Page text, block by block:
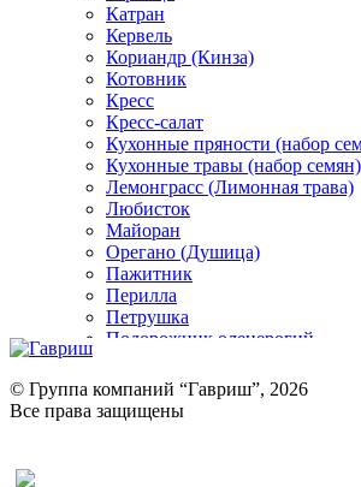
Катран
Кервель
Кориандр (Кинза)
Котовник
Кресс
Кресс-салат
Кухонные пряности (набор
Кухонные травы (набор семян)
Лемонграсс (Лимонная трава)
Любисток
Майоран
Орегано (Душица)
Пажитник
Перилла
Петрушка
Подорожник оленерогий
Ревень
Рукола
Рута
© Группа компаний “Гавриш”, 2026
Все права защищены